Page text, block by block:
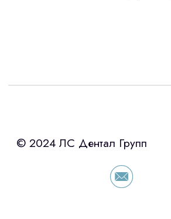
Интересует
«Уралпромлизинг»
условия по лизингу
просто оставьте контакты
сориентировали по условиям